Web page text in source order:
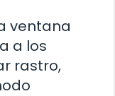
ventana
a los
rastro,